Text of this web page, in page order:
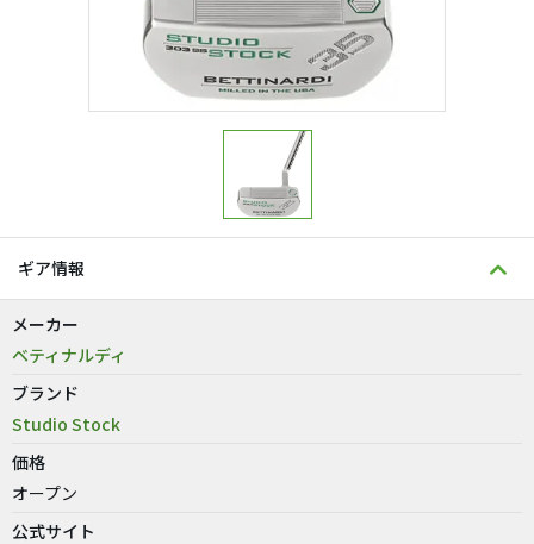
ギア情報
メーカー
ベティナルディ
ブランド
Studio Stock
価格
オープン
公式サイト